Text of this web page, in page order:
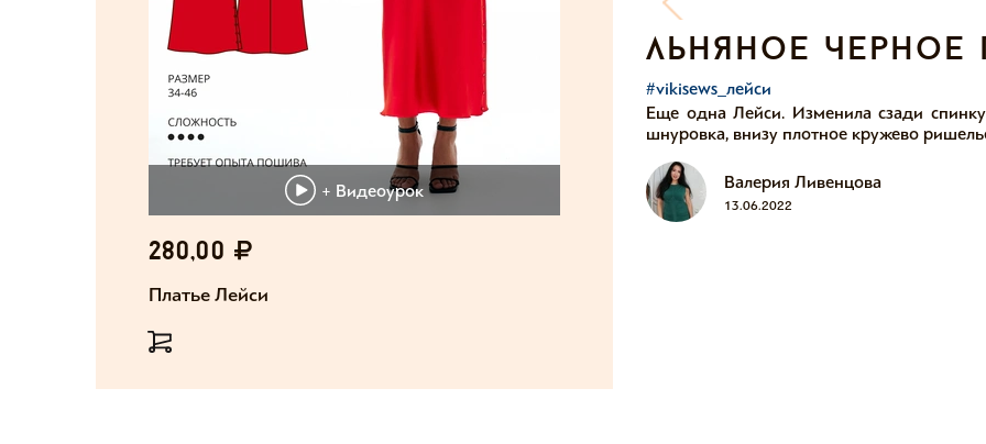
+ Видеоурок
280,00
Платье Лейси
льняное черное
#vikisews_лейси
Еще одна Лейси. Изменила сзади
шнуровка, внизу плотное кружево
Валерия Ливенцова
13.06.2022